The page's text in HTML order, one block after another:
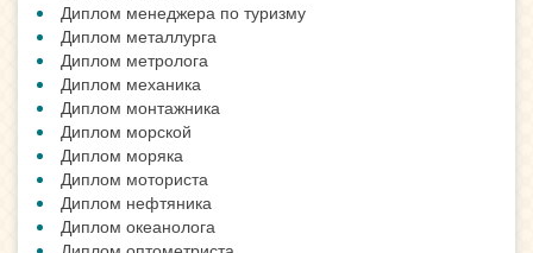
Диплом менеджера по туризму
Диплом металлурга
Диплом метролога
Диплом механика
Диплом монтажника
Диплом морской
Диплом моряка
Диплом моториста
Диплом нефтяника
Диплом океанолога